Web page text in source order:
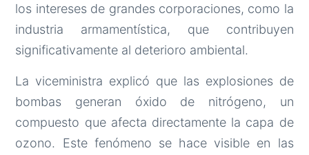
los intereses de grandes corporaciones, como la
industria armamentística, que contribuyen
significativamente al deterioro ambiental.
La viceministra explicó que las explosiones de
bombas generan óxido de nitrógeno, un
compuesto que afecta directamente la capa de
ozono. Este fenómeno se hace visible en las